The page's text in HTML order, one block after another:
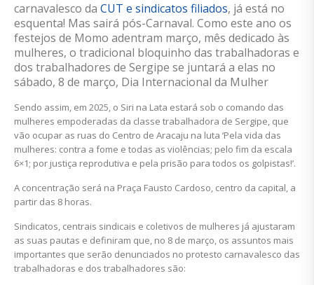
carnavalesco da CUT e sindicatos filiados, já está no
esquenta! Mas sairá pós-Carnaval. Como este ano os
festejos de Momo adentram março, mês dedicado às
mulheres, o tradicional bloquinho das trabalhadoras e
dos trabalhadores de Sergipe se juntará a elas no
sábado, 8 de março, Dia Internacional da Mulher
Sendo assim, em 2025, o Siri na Lata estará sob o comando das
mulheres empoderadas da classe trabalhadora de Sergipe, que
vão ocupar as ruas do Centro de Aracaju na luta ‘Pela vida das
mulheres: contra a fome e todas as violências; pelo fim da escala
6×1; por justiça reprodutiva e pela prisão para todos os golpistas!’.
A concentração será na Praça Fausto Cardoso, centro da capital, a
partir das 8 horas.
Sindicatos, centrais sindicais e coletivos de mulheres já ajustaram
as suas pautas e definiram que, no 8 de março, os assuntos mais
importantes que serão denunciados no protesto carnavalesco das
trabalhadoras e dos trabalhadores são: